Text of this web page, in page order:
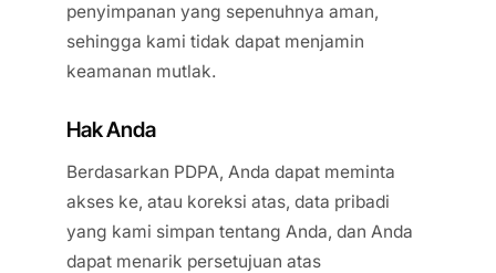
penyimpanan yang sepenuhnya aman,
sehingga kami tidak dapat menjamin
keamanan mutlak.
Hak Anda
Berdasarkan PDPA, Anda dapat meminta
akses ke, atau koreksi atas, data pribadi
yang kami simpan tentang Anda, dan Anda
dapat menarik persetujuan atas